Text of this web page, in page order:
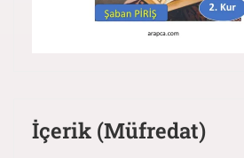
İçerik (Müfredat)